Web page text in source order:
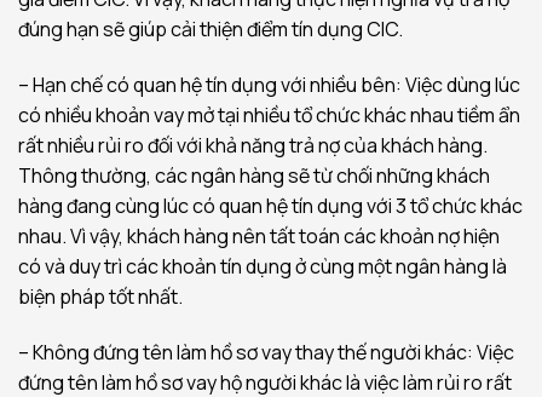
đúng hạn sẽ giúp cải thiện điểm tín dụng CIC.
– Hạn chế có quan hệ tín dụng với nhiều bên: Việc dùng lúc
có nhiều khoản vay mở tại nhiều tổ chức khác nhau tiềm ẩn
rất nhiều rủi ro đối với khả năng trả nợ của khách hàng.
Thông thường, các ngân hàng sẽ từ chối những khách
hàng đang cùng lúc có quan hệ tín dụng với 3 tổ chức khác
nhau. Vì vậy, khách hàng nên tất toán các khoản nợ hiện
có và duy trì các khoản tín dụng ở cùng một ngân hàng là
biện pháp tốt nhất.
– Không đứng tên làm hồ sơ vay thay thế người khác: Việc
đứng tên làm hồ sơ vay hộ người khác là việc làm rủi ro rất